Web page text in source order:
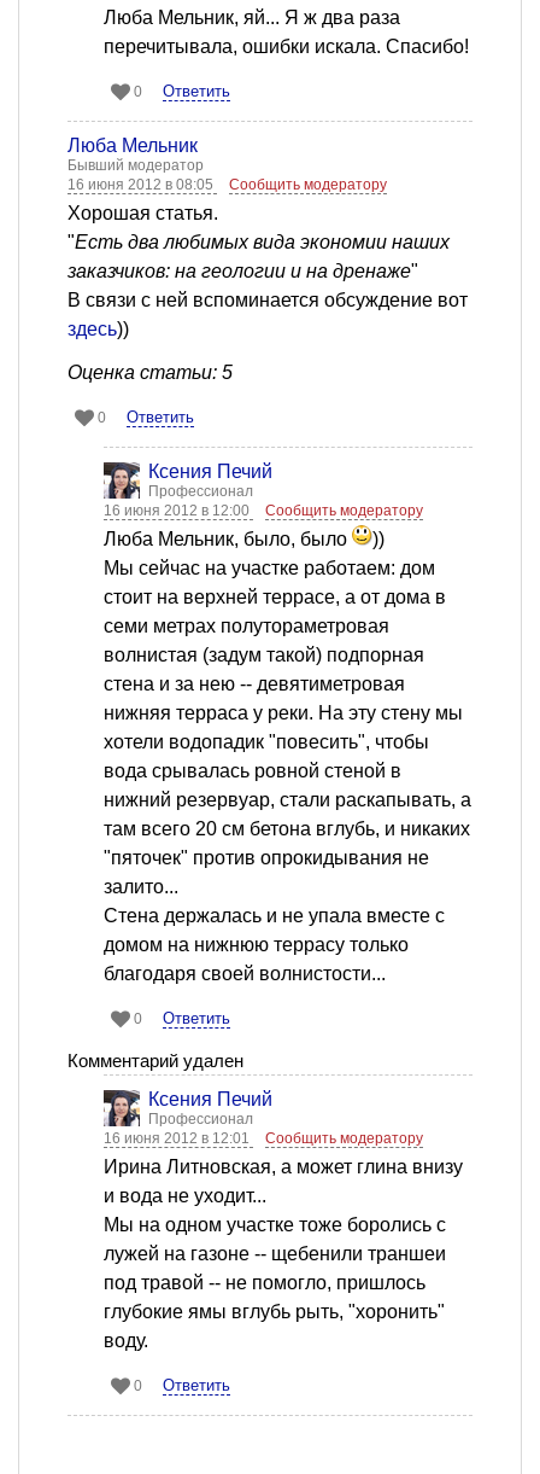
Люба Мельник, яй... Я ж два раза
перечитывала, ошибки искала. Спасибо!
0 Ответить
Люба Мельник
Бывший модератор
16 июня 2012 в 08:05
Сообщить модератору
Хорошая статья.
"Есть два любимых вида экономии наших
заказчиков: на геологии и на дренаже"
В связи с ней вспоминается обсуждение вот
здесь))
Оценка статьи: 5
0 Ответить
Ксения Печий
Профессионал
16 июня 2012 в 12:00
Сообщить модератору
Люба Мельник, было, было
))
Мы сейчас на участке работаем: дом
стоит на верхней террасе, а от дома в
семи метрах полутораметровая
волнистая (задум такой) подпорная
стена и за нею -- девятиметровая
нижняя терраса у реки. На эту стену мы
хотели водопадик "повесить", чтобы
вода срывалась ровной стеной в
нижний резервуар, стали раскапывать, а
там всего 20 см бетона вглубь, и никаких
"пяточек" против опрокидывания не
залито...
Стена держалась и не упала вместе с
домом на нижнюю террасу только
благодаря своей волнистости...
0 Ответить
Комментарий удален
Ксения Печий
Профессионал
16 июня 2012 в 12:01
Сообщить модератору
Ирина Литновская, а может глина внизу
и вода не уходит...
Мы на одном участке тоже боролись с
лужей на газоне -- щебенили траншеи
под травой -- не помогло, пришлось
глубокие ямы вглубь рыть, "хоронить"
воду.
0 Ответить